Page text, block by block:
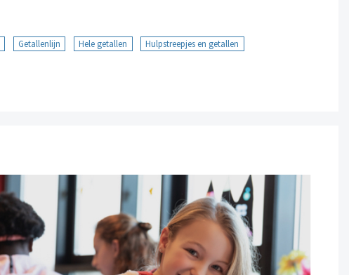
Getallenlijn Hele getallen Hulpstreepjes en getallen